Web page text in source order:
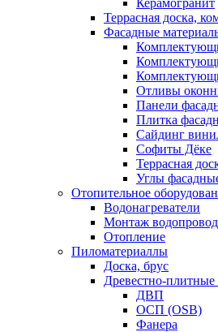
Керамогранит
Террасная доска,
Фасадные
Отливы
Панели
Плитка
Сайдинг
Софиты Дёке
Террасная
Углы
Отопительное
Водонагреватели
Монтаж
Отопление
Пиломатериаллы
Доска, брус
Древестно-
ДВП
ОСП (OSB)
Фанера